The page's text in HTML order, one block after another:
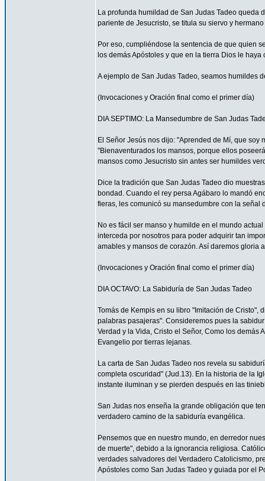
La profunda humildad de San Judas Tadeo queda
pariente de Jesucristo, se titula su siervo y
Por eso, cumpliéndose la sentencia de que quien
los demás Apóstoles y que en la tierra Dios le
A ejemplo de San Judas Tadeo, seamos humildes
(Invocaciones y Oración final como el primer día)
DIA SEPTIMO: La Mansedumbre de San Judas
El Señor Jesús nos dijo: "Aprended de Mí, que
"Bienaventurados los mansos, porque ellos
mansos como Jesucristo sin antes ser humildes
Dice la tradición que San Judas Tadeo dio
bondad. Cuando el rey persa Agábaro lo mandó
fieras, les comunicó su mansedumbre con la señal
No es fácil ser manso y humilde en el mundo
interceda por nosotros para poder adquirir tan
amables y mansos de corazón. Así daremos gloria
(Invocaciones y Oración final como el primer día)
DIA OCTAVO: La Sabiduría de San Judas Tadeo
Tomás de Kempis en su libro "Imitación de Cristo",
palabras pasajeras". Consideremos pues la
Verdad y la Vida, Cristo el Señor, Como los
Evangelio por tierras lejanas.
La carta de San Judas Tadeo nos revela su
completa oscuridad" (Jud.13). En la historia de la
instante iluminan y se pierden después en las
San Judas nos enseña la grande obligación que
verdadero camino de la sabiduría evangélica.
Pensemos que en nuestro mundo, en derredor
de muerte", debido a la ignorancia religiosa.
verdades salvadores del Verdadero Catolicismo,
Apóstoles como San Judas Tadeo y guiada por el